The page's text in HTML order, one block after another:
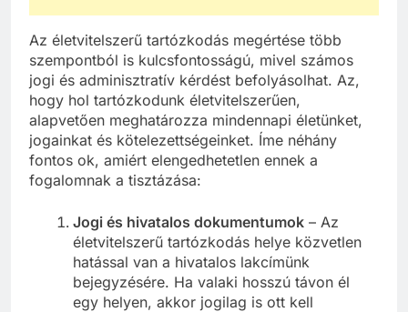
Az életvitelszerű tartózkodás megértése több
szempontból is kulcsfontosságú, mivel számos
jogi és adminisztratív kérdést befolyásolhat. Az,
hogy hol tartózkodunk életvitelszerűen,
alapvetően meghatározza mindennapi életünket,
jogainkat és kötelezettségeinket. Íme néhány
fontos ok, amiért elengedhetetlen ennek a
fogalomnak a tisztázása:
Jogi és hivatalos dokumentumok – Az
életvitelszerű tartózkodás helye közvetlen
hatással van a hivatalos lakcímünk
bejegyzésére. Ha valaki hosszú távon él
egy helyen, akkor jogilag is ott kell